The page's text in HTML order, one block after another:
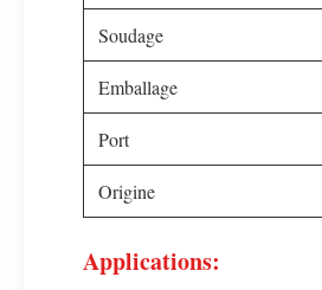
Soudage
Emballage
Port
Origine
Applications: